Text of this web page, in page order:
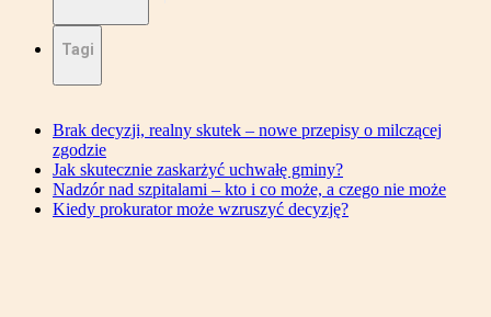
Tagi
Brak decyzji, realny skutek – nowe przepisy o milczącej
zgodzie
Jak skutecznie zaskarżyć uchwałę gminy?
Nadzór nad szpitalami – kto i co może, a czego nie może
Kiedy prokurator może wzruszyć decyzję?